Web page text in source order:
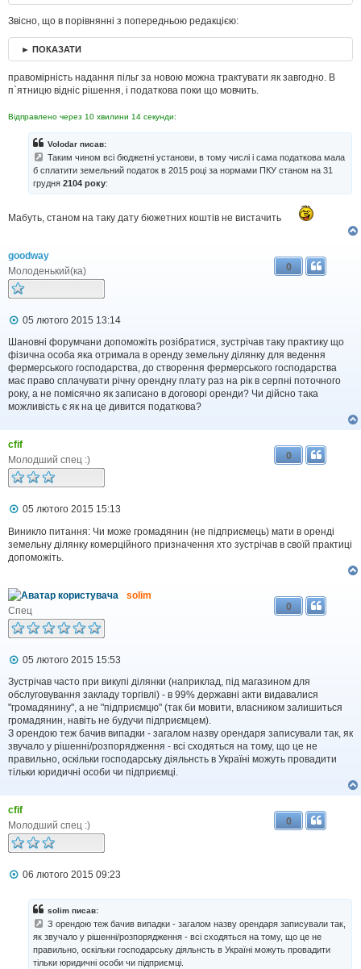
Звісно, що в порівнянні з попередньою редакцією:
► ПОКАЗАТИ
правомірність надання пільг за новою можна трактувати як завгодно. В
п`ятницю відніс рішення, і податкова поки що мовчить.
Відправлено через 10 хвилини 14 секунди:
Volodar писав:
Таким чином всі бюджетні установи, в тому числі і сама податкова мала
б сплатити земельний податок в 2015 році за нормами ПКУ станом на 31
грудня 2104 року:
Мабуть, станом на таку дату бюжетних коштів не вистачить
goodway
Молоденький(ка)
0
П
в
і
д
о
м
л
е
я
05 лютого 2015 13:14
Шановні форумчани допоможіть розібратися, зустрічав таку практику що
фізична особа яка отримала в оренду земельну ділянку для ведення
фермерського господарства, до створення фермерського господарства
має право сплачувати річну орендну плату раз на рік в серпні поточного
року, а не помісячно як записано в договорі оренди? Чи дійсно така
можливість є як на це дивится податкова?
cfif
Молодший спец :)
0
П
в
і
д
е
н
н
я
05 лютого 2015 15:13
Виникло питання: Чи може громадянин (не підприємець) мати в оренді
земельну ділянку комерційного призначення хто зустрічав в своїй практиці
допоможіть.
solim
Спец
0
П
в
і
д
м
л
е
н
н
05 лютого 2015 15:53
Зустрічав часто при викупі ділянки (наприклад, під магазином для
обслуговування закладу торгівлі) - в 99% державні акти видавалися
"громадянину", а не "підприємцю" (так би мовити, власником залишиться
громадянин, навіть не будучи підприємцем).
З орендою теж бачив випадки - загалом назву орендаря записували так, як
звучало у рішенні/розпорядження - всі сходяться на тому, що це не
правильно, оскільки господарську діяльнсть в Україні можуть провадити
тільки юридичні особи чи підприємці.
cfif
Молодший спец :)
0
П
06 лютого 2015 09:23
solim писав:
З орендою теж бачив випадки - загалом назву орендаря записували так,
як звучало у рішенні/розпорядження - всі сходяться на тому, що це не
правильно, оскільки господарську діяльнсть в Україні можуть провадити
тільки юридичні особи чи підприємці.